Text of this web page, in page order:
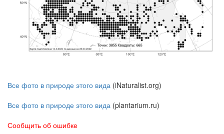
Все фото в природе этого вида (iNaturalist.org)
Все фото в природе этого вида (plantarium.ru)
Сообщить об ошибке